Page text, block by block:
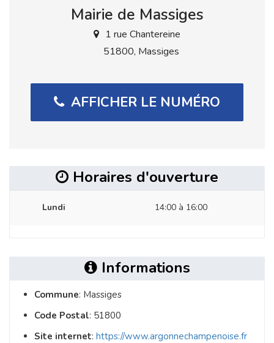
Mairie de Massiges
1 rue Chantereine
51800, Massiges
AFFICHER LE NUMÉRO
Horaires d'ouverture
Lundi 14:00 à 16:00
Informations
Commune: Massiges
Code Postal: 51800
Site internet: https://www.argonnechampenoise.fr